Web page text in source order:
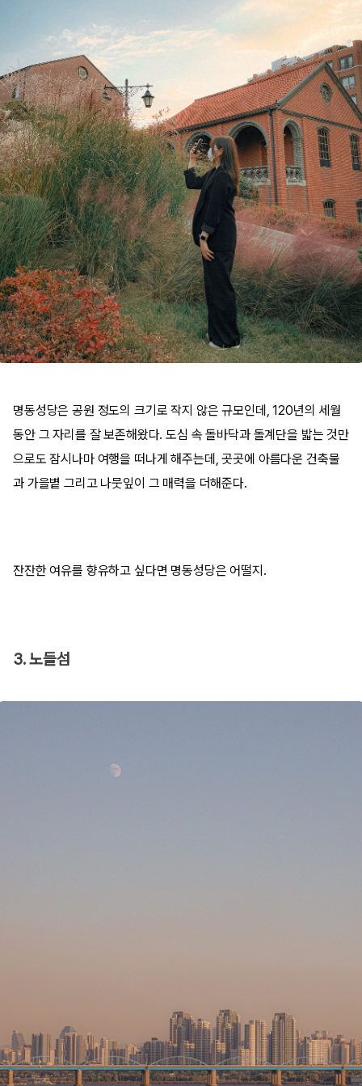
명동성당은 공원 정도의 크기로 작지 않은 규모인데, 120년의 세월
동안 그 자리를 잘 보존해왔다. 도심 속 돌바닥과 돌계단을 밟는 것만
으로도 잠시나마 여행을 떠나게 해주는데, 곳곳에 아름다운 건축물
과 가을볕 그리고 나뭇잎이 그 매력을 더해준다.
잔잔한 여유를 향유하고 싶다면 명동성당은 어떨지.
3. 노들섬